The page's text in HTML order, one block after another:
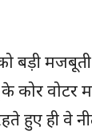
बड़ी मजबूती
कोर वोटर
हुए ही वे